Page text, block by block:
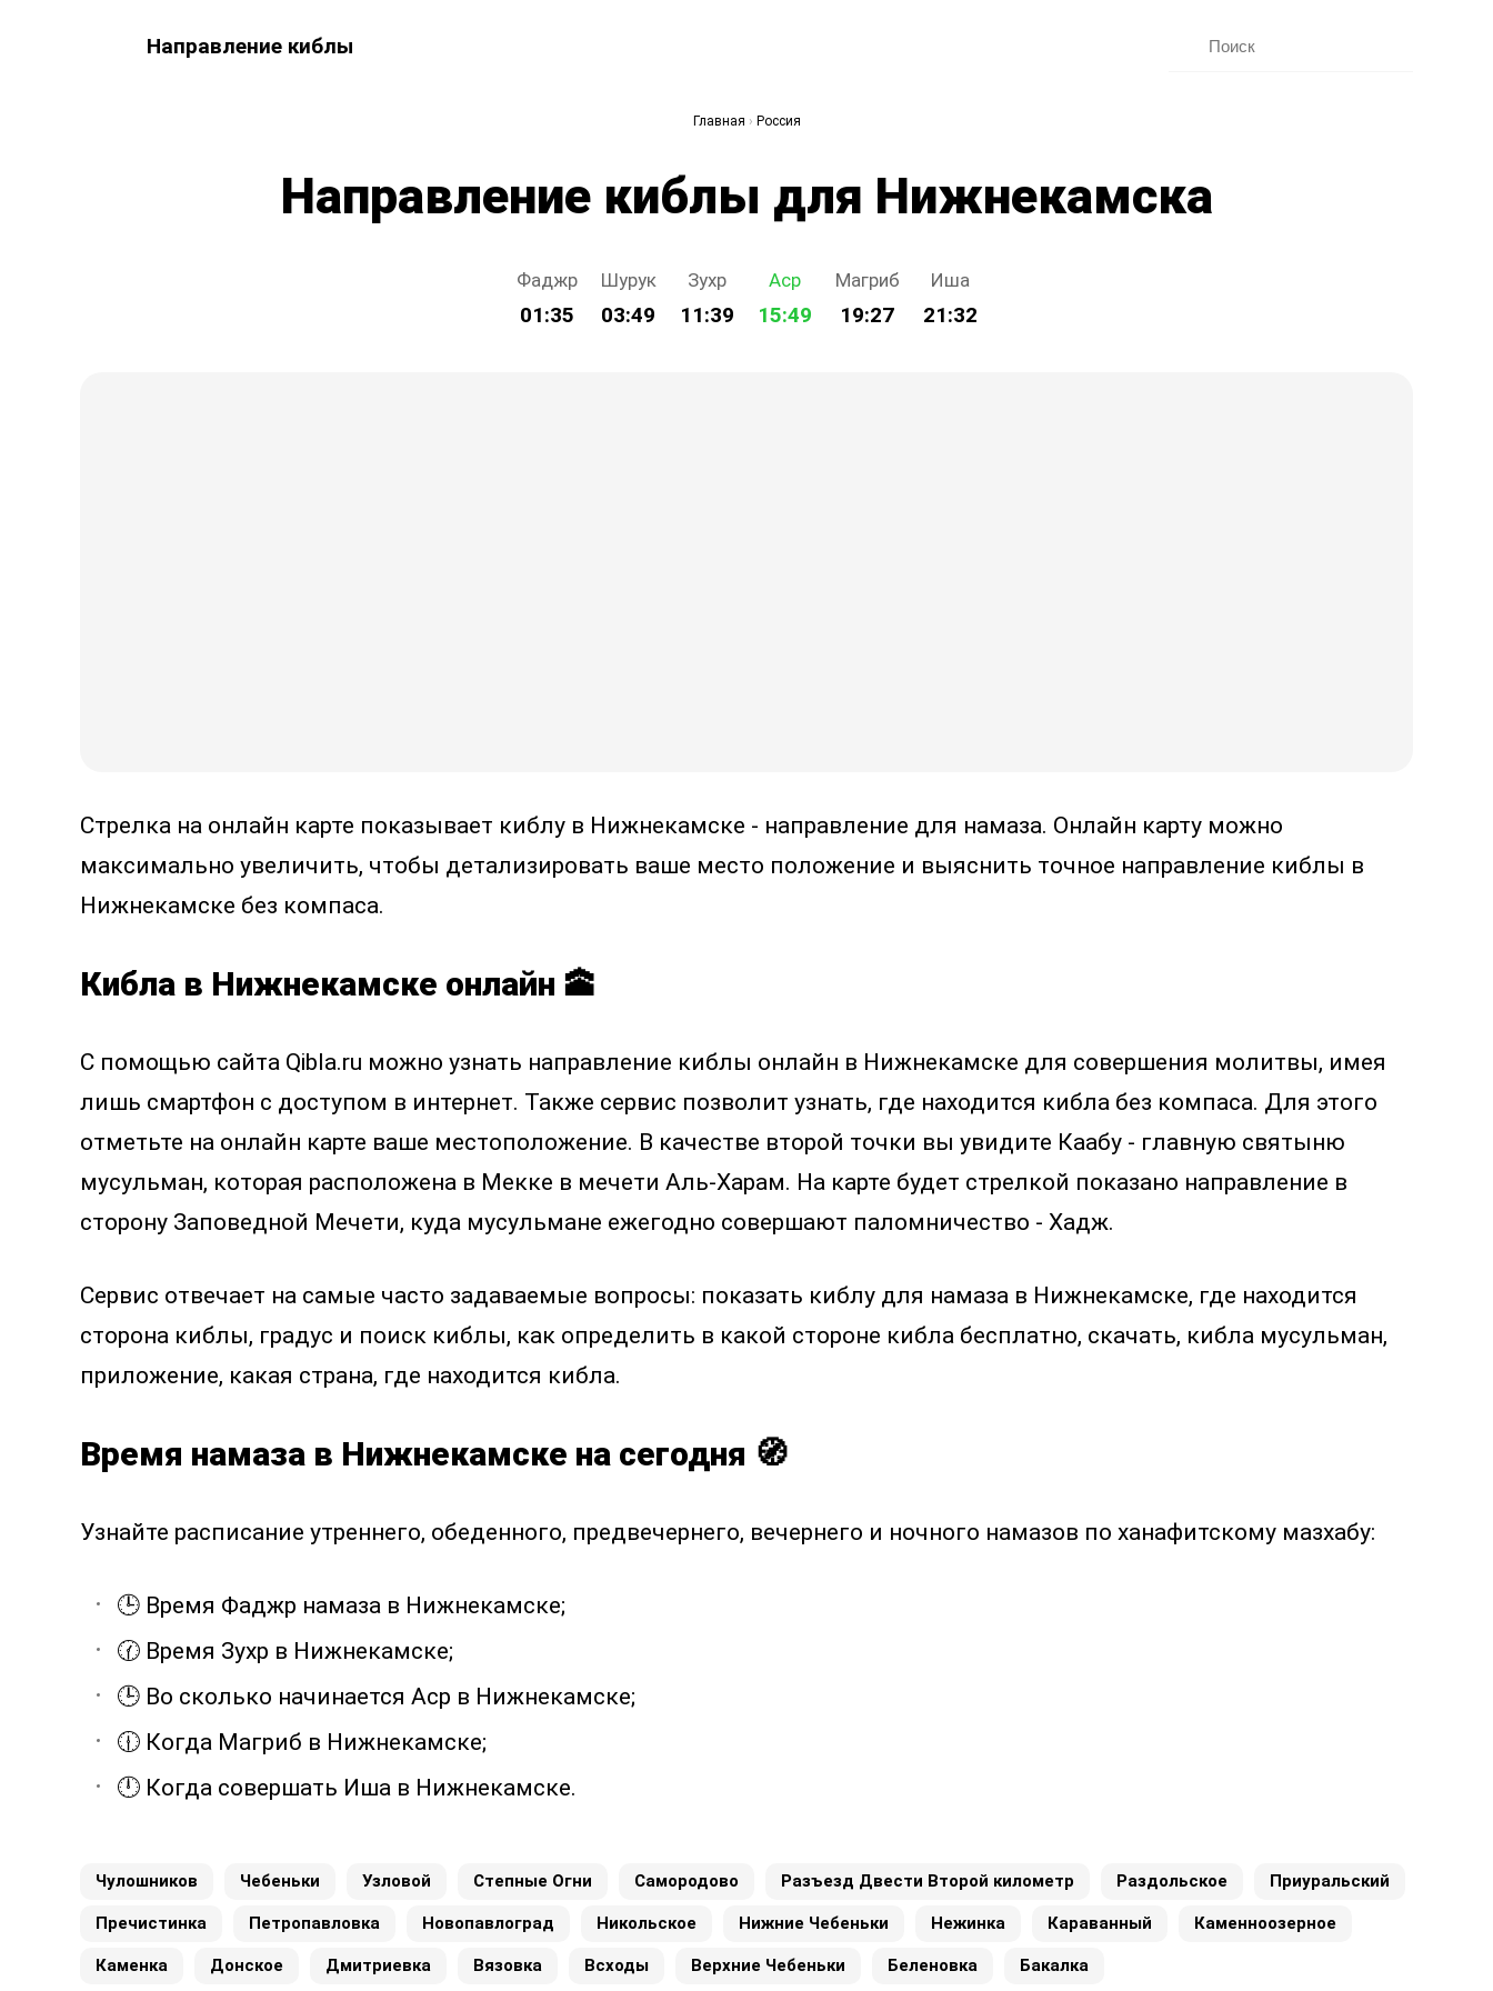
Направление киблы
Главная › Россия
Направление киблы для Нижнекамска
Фаджр
01:35
Шурук
03:49
Зухр
11:39
Аср
15:49
Магриб
19:27
Иша
21:32
Стрелка на онлайн карте показывает киблу в Нижнекамске - направление для намаза. Онлайн карту можно
максимально увеличить, чтобы детализировать ваше место положение и выяснить точное направление киблы в
Нижнекамске без компаса.
Кибла в Нижнекамске онлайн 🕋
С помощью сайта Qibla.ru можно узнать направление киблы онлайн в Нижнекамске для совершения молитвы, имея
лишь смартфон с доступом в интернет. Также сервис позволит узнать, где находится кибла без компаса. Для этого
отметьте на онлайн карте ваше местоположение. В качестве второй точки вы увидите Каабу - главную святыню
мусульман, которая расположена в Мекке в мечети Аль-Харам. На карте будет стрелкой показано направление в
сторону Заповедной Мечети, куда мусульмане ежегодно совершают паломничество - Хадж.
Сервис отвечает на самые часто задаваемые вопросы: показать киблу для намаза в Нижнекамске, где находится
сторона киблы, градус и поиск киблы, как определить в какой стороне кибла бесплатно, скачать, кибла мусульман,
приложение, какая страна, где находится кибла.
Время намаза в Нижнекамске на сегодня 🧭
Узнайте расписание утреннего, обеденного, предвечернего, вечернего и ночного намазов по ханафитскому мазхабу:
🕒 Время Фаджр намаза в Нижнекамске;
🕜 Время Зухр в Нижнекамске;
🕒 Во сколько начинается Аср в Нижнекамске;
🕧 Когда Магриб в Нижнекамске;
🕛 Когда совершать Иша в Нижнекамске.
Чулошников Чебеньки Узловой Степные Огни Самородово Разъезд Двести Второй километр Раздольское Приуральский
Пречистинка Петропавловка Новопавлоград Никольское Нижние Чебеньки Нежинка Караванный Каменноозерное
Каменка Донское Дмитриевка Вязовка Всходы Верхние Чебеньки Беленовка Бакалка